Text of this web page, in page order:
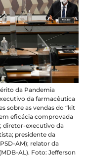
da Pandemia
da farmacêutica
sobre as vendas do “kit
eficácia comprovada
diretor-executivo da
presidente da
AM); relator da
AL). Foto: Jefferson